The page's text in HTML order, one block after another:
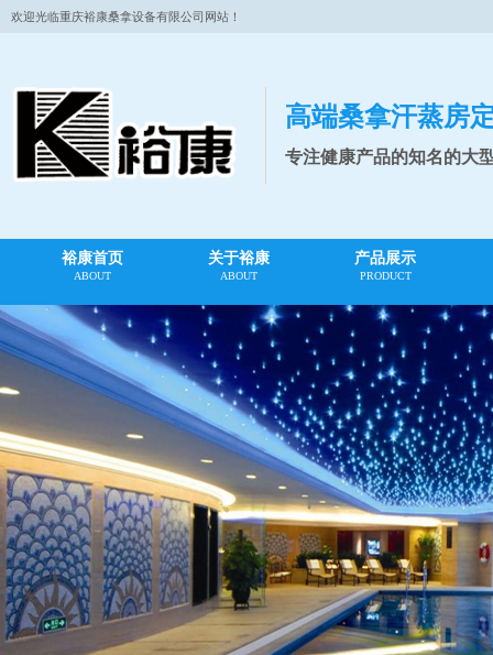
欢迎光临重庆裕康桑拿设备有限公司网站！
高端桑拿汗蒸房
专注健康产品的知名的大
裕康首页
ABOUT
关于裕康
ABOUT
产品展示
PRODUCT